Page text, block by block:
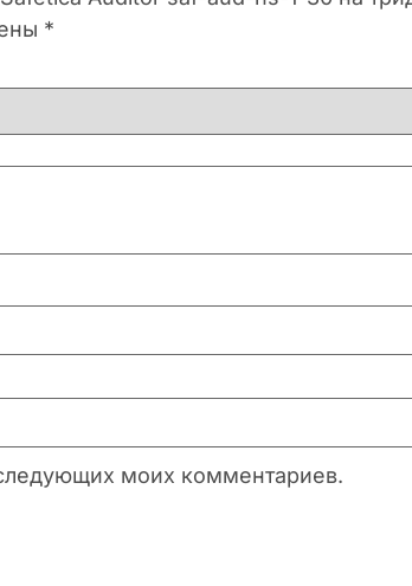
*
моих комментариев.